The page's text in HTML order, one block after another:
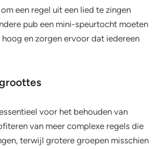
een regel uit een lied te zingen
pub een mini-speurtocht moeten
en zorgen ervoor dat iedereen
voor het behouden van
van meer complexe regels die
terwijl grotere groepen misschien